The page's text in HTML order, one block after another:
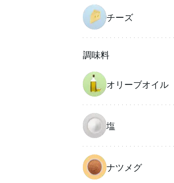
チーズ
調味料
オリーブオイル
塩
ナツメグ